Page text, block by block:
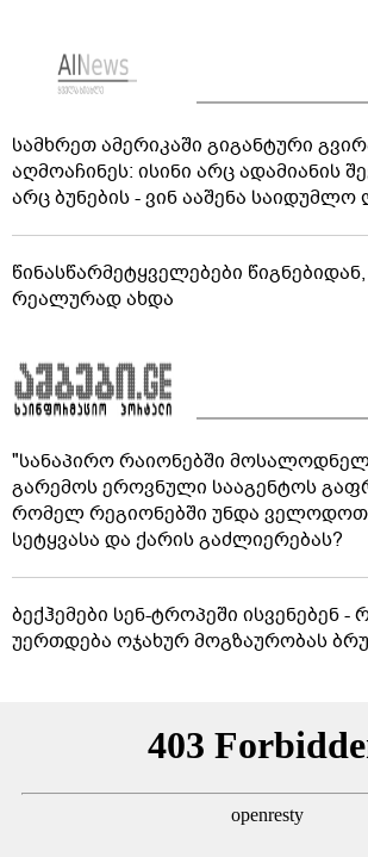
სამხრეთ ამერიკაში გიგანტური
აღმოაჩინეს: ისინი არც ადამიანის
არც ბუნების - ვინ ააშენა
წინასწარმეტყველებები
რეალურად ახდა
"სანაპირო რაიონებში
გარემოს ეროვნული სააგენტოს
რომელ რეგიონებში უნდა ველოდოთ
სეტყვასა და ქარის გაძლიერებას?
ბექჰემები სენ-ტროპეში ისვენებენ -
უერთდება ოჯახურ მოგზაურობას